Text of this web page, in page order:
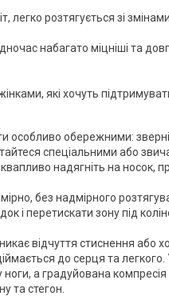
легко розтягується зі
набагато міцніші та
які хочуть
обережними: зверніть
спеціальними або
надягніть на носок,
без надмірного
і перетискати зону під
відчуття стиснення або
до серця та
а градуйована
та стегон.